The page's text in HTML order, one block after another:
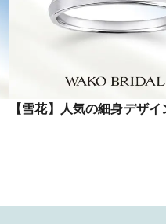
【雪花】人気の細身デザイ